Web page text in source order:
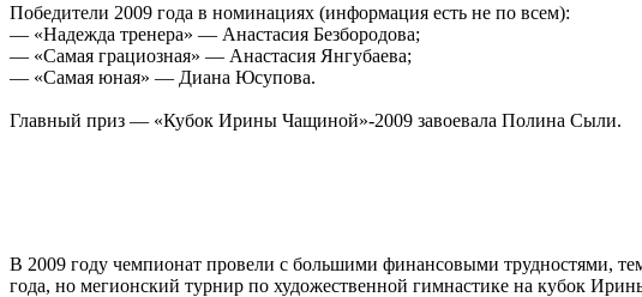
Победители 2009 года в номинациях (информация есть не по всем):
— «Надежда тренера» — Анастасия Безбородова;
— «Самая грациозная» — Анастасия Янгубаева;
— «Самая юная» — Диана Юсупова.
Главный приз — «Кубок Ирины Чащиной»-2009 завоевала Полина Сыли.
В 2009 году чемпионат провели с большими финансовыми трудностями,
года, но мегионский турнир по художественной гимнастике на кубок